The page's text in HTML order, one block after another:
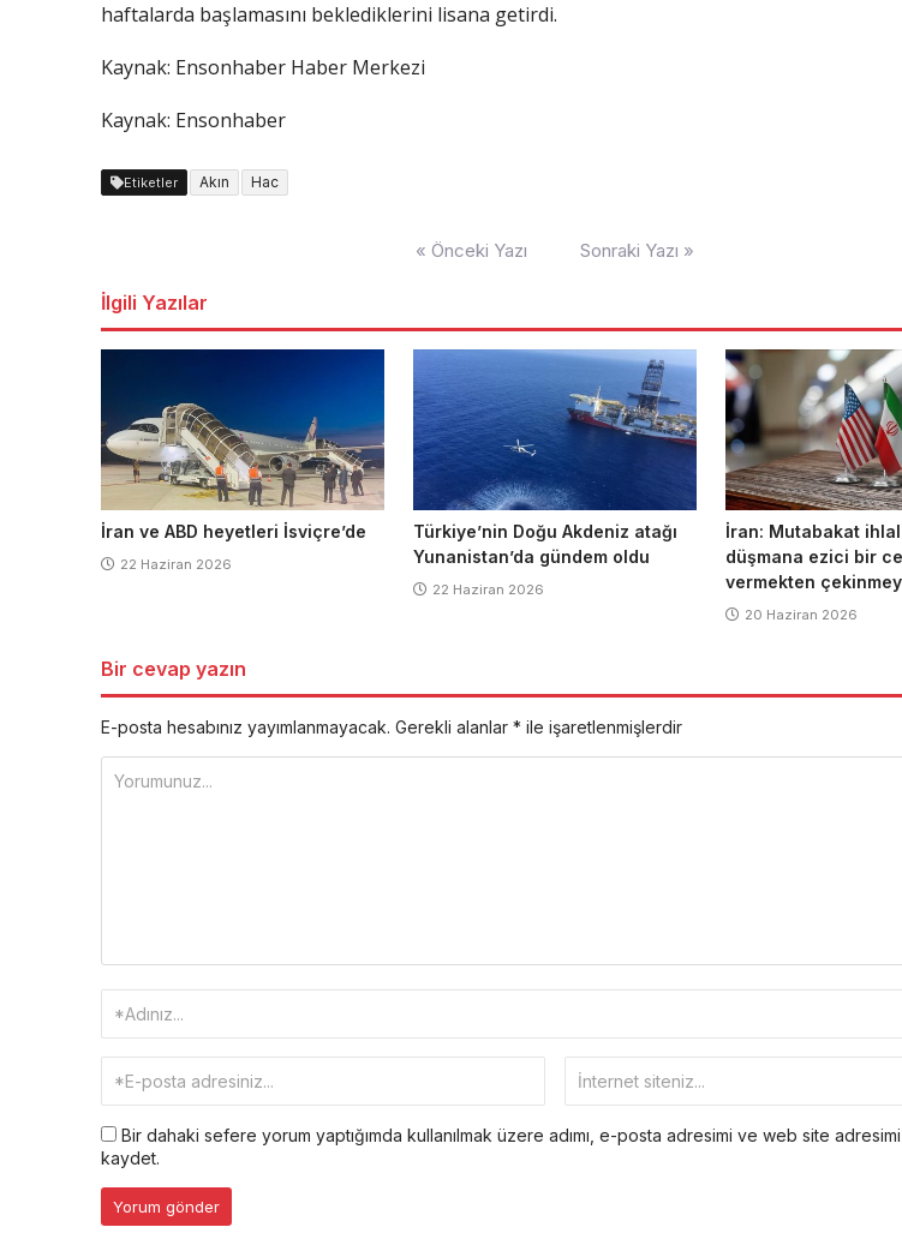
haftalarda başlamasını beklediklerini lisana getirdi.
Kaynak: Ensonhaber Haber Merkezi
Kaynak: Ensonhaber
Etiketler Akın Hac
« Önceki Yazı Sonraki Yazı »
İlgili Yazılar
İran ve ABD heyetleri İsviçre’de
22 Haziran 2026
Türkiye’nin Doğu Akdeniz atağı
Yunanistan’da gündem oldu
22 Haziran 2026
İran: Mutabakat
düşmana ezici bir
vermekten
20 Haziran 2026
Bir cevap yazın
E-posta hesabınız yayımlanmayacak. Gerekli alanlar * ile işaretlenmişlerdir
Bir dahaki sefere yorum yaptığımda kullanılmak üzere adımı, e-posta adresimi ve web site adresimi
kaydet.